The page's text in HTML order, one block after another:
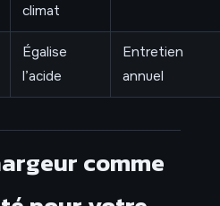
climat
Égalise
l’acide
Entretien
annuel
comme